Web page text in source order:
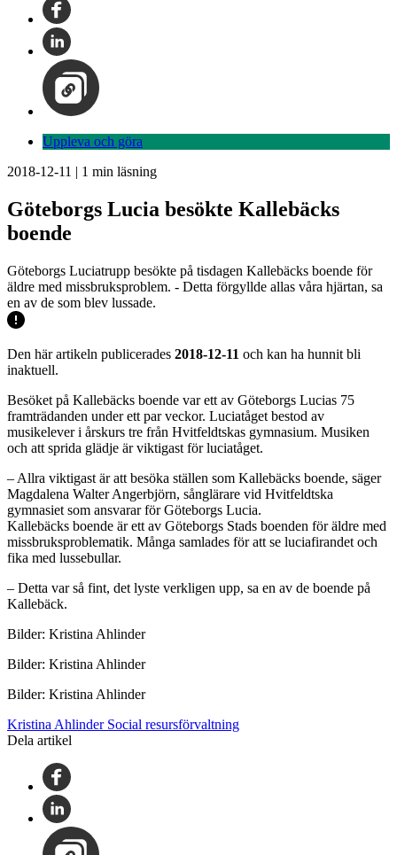
Uppleva och göra
2018-12-11 | 1 min läsning
Göteborgs Lucia besökte Kallebäcks
boende
Göteborgs Luciatrupp besökte på tisdagen Kallebäcks boende för
äldre med missbruksproblem. - Detta förgyllde allas våra hjärtan, sa
en av de som blev lussade.
Den här artikeln publicerades 2018-12-11 och kan ha hunnit bli
inaktuell.
Besöket på Kallebäcks boende var ett av Göteborgs Lucias 75
framträdanden under ett par veckor. Luciatåget bestod av
musikelever i årskurs tre från Hvitfeldtskas gymnasium. Musiken
och att sprida glädje är viktigast för luciatåget.
– Allra viktigast är att besöka ställen som Kallebäcks boende, säger
Magdalena Walter Angerbjörn, sånglärare vid Hvitfeldtska
gymnasiet som ansvarar för Göteborgs Lucia.
Kallebäcks boende är ett av Göteborgs Stads boenden för äldre med
missbruksproblematik. Många samlades för att se luciafirandet och
fika med lussebullar.
– Detta var så fint, det lyste verkligen upp, sa en av de boende på
Kallebäck.
Bilder: Kristina Ahlinder
Bilder: Kristina Ahlinder
Bilder: Kristina Ahlinder
Kristina Ahlinder Social resursförvaltning
Dela artikel